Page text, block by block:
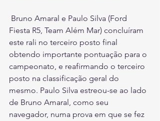
Fiesta R5, Team Além Mar) concluíram
este rali no terceiro posto final
obtendo importante pontuação para o
campeonato, e reafirmando o terceiro
posto na classificação geral do
mesmo. Paulo Silva estreou-se ao lado
de Bruno Amaral, como seu
navegador, numa prova em que se fez